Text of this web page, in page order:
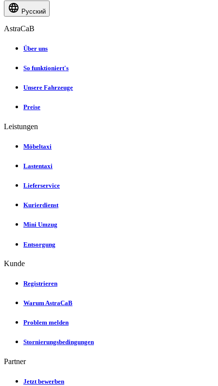
Русский
AstraCaB
Über uns
So funktioniert's
Unsere Fahrzeuge
Preise
Leistungen
Möbeltaxi
Lastentaxi
Lieferservice
Kurierdienst
Mini Umzug
Entsorgung
Kunde
Registrieren
Warum AstraCaB
Problem melden
Stornierungsbedingungen
Partner
Jetzt bewerben